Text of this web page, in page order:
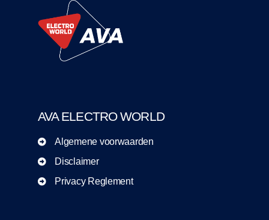
AVA ELECTRO WORLD
Algemene voorwaarden
Disclaimer
Privacy Reglement